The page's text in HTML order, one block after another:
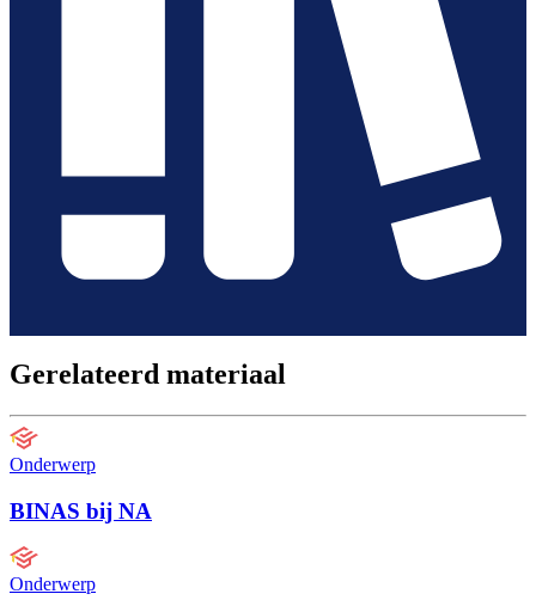
Gerelateerd materiaal
Onderwerp
BINAS bij NA
Onderwerp